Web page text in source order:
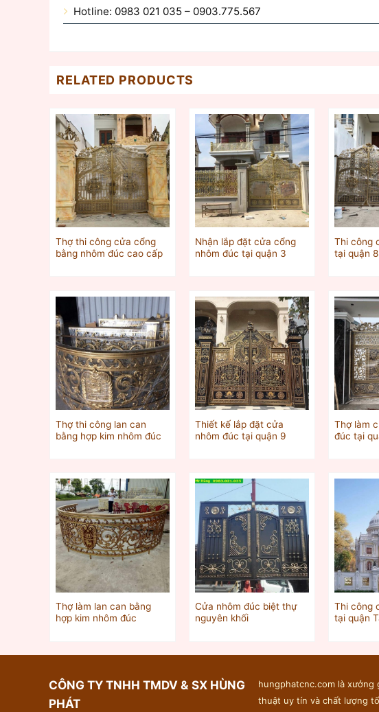
Hotline: 0983 021 035 – 0903.775.567
RELATED PRODUCTS
Thợ thi công cửa cổng
bằng nhôm đúc cao cấp
Nhận lắp đặt cửa cổng
nhôm đúc tại quận 3
Thi công
tại quận 8
Thợ thi công lan can
bằng hợp kim nhôm đúc
Thiết kế lắp đặt cửa
nhôm đúc tại quận 9
Thợ làm
đúc tại
Thợ làm lan can bằng
hợp kim nhôm đúc
Cửa nhôm đúc biệt thự
nguyên khối
Thi công
tại quận
CÔNG TY TNHH TMDV & SX HÙNG
PHÁT
hungphatcnc.com là xưởng
thuật uy tín và chất lượng